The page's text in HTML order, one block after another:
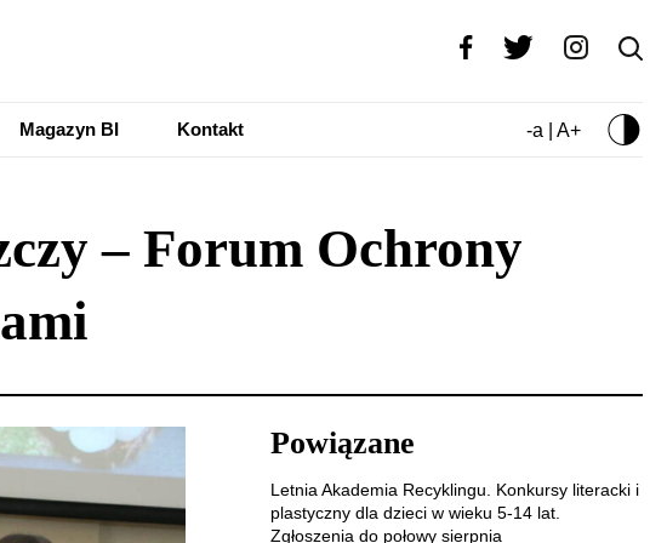
Magazyn BI Kontakt -a | A+
– Forum Ochrony
Powiązane
Letnia Akademia Recyklingu. Konkursy literacki i
plastyczny dla dzieci w wieku 5-14 lat.
Zgłoszenia do połowy sierpnia